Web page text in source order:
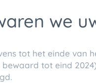
we
tot het einde
tot eind